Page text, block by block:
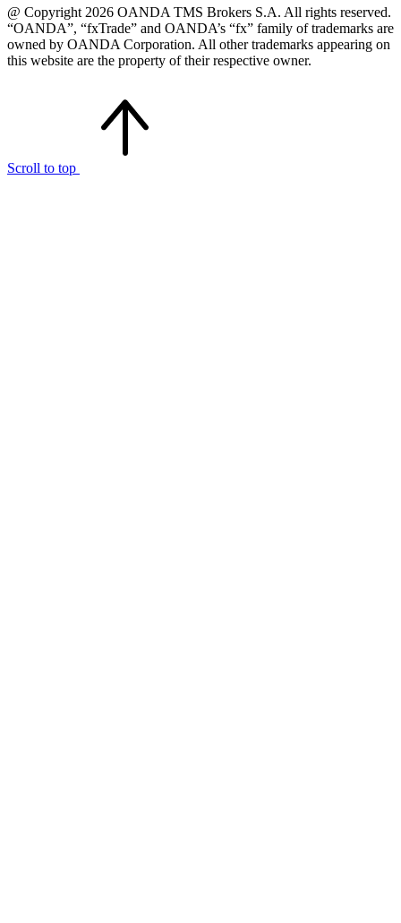
@ Copyright 2026 OANDA TMS Brokers S.A. All rights reserved.
“OANDA”, “fxTrade” and OANDA’s “fx” family of trademarks are
owned by OANDA Corporation. All other trademarks appearing on
this website are the property of their respective owner.
Scroll to top